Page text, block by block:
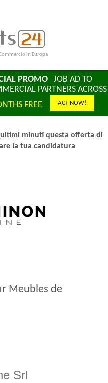
in Europa
PROMOJOB AD TO
PARTNERS ACROSS
FREE ACT NOW!
minuti questa offerta di
la tua candidatura
Meubles de
Srl